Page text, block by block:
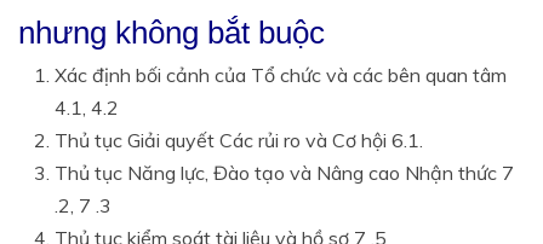
nhưng không bắt buộc
Xác định bối cảnh của Tổ chức và các bên quan tâm
4.1, 4.2
Thủ tục Giải quyết Các rủi ro và Cơ hội 6.1.
Thủ tục Năng lực, Đào tạo và Nâng cao Nhận thức 7
.2, 7 .3
Thủ tục kiểm soát tài liệu và hồ sơ 7 .5